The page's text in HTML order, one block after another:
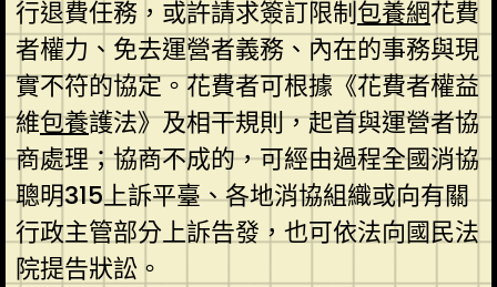
行退費任務，或許請求簽訂限制包養網花費
者權力、免去運營者義務、內在的事務與現
實不符的協定。花費者可根據《花費者權益
維包養護法》及相干規則，起首與運營者協
商處理；協商不成的，可經由過程全國消協
聰明315上訴平臺、各地消協組織或向有關
行政主管部分上訴告發，也可依法向國民法
院提告狀訟。